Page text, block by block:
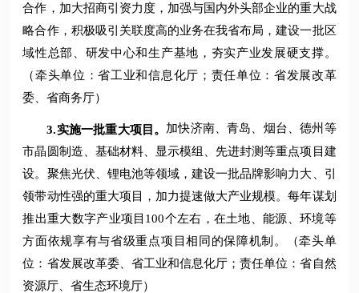
合作，加大招商引资力度，加强与国内外头部企业的重大战
略合作，积极吸引关联度高的业务在我省布局，建设一批区
域性总部、研发中心和生产基地，夯实产业发展硬支撑。
（牵头单位：省工业和信息化厅；责任单位：省发展改革
委、省商务厅）
3. 实施一批重大项目。 加快济南、青岛、烟台、德州等
市晶圆制造、基础材料、显示模组、先进封测等重点项目建
设。聚焦光伏、锂电池等领域，建设一批品牌影响力大、引
领带动性强的重大项目，加力提速做大产业规模。每年谋划
推出重大数字产业项目100个左右，在土地、能源、环境等
方面依规享有与省级重点项目相同的保障机制。（牵头单
位：省发展改革委、省工业和信息化厅；责任单位：省自然
资源厅、省生态环境厅）